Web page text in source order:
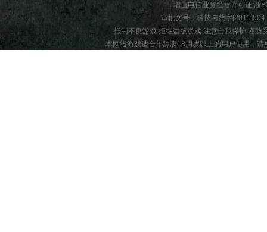
增值电信业务经营许可证:浙
审批文号：科技与数字
抵制不良游戏 拒绝盗版游戏 注意自我保护 谨
本网络游戏适合年龄满18周岁以上的用户使用，